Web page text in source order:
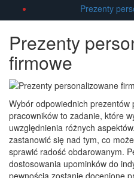
Prezenty
Prezenty
firmowe
Wybór odpowiednich
pracowników to zadanie, które
uwzględnienia różnych
zastanowić się nad tym, co
sprawić radość obdarowanym.
dostosowania upominków do